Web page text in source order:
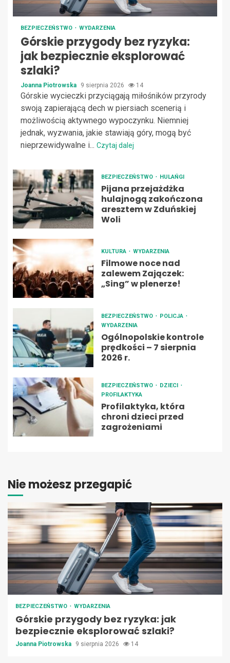
BEZPIECZEŃSTWO WYDARZENIA
Górskie przygody bez ryzyka:
jak bezpiecznie eksplorować
szlaki?
Joanna Piotrowska 9 sierpnia 2026 14
Górskie wycieczki przyciągają miłośników przyrody
swoją zapierającą dech w piersiach scenerią i
możliwością aktywnego wypoczynku. Niemniej
jednak, wyzwania, jakie stawiają góry, mogą być
nieprzewidywalne i... Czytaj dalej
BEZPIECZEŃSTWO HULAŃGI
Pijana przejażdżka
hulajnogą zakończona
aresztem w Zduńskiej
Woli
KULTURA WYDARZENIA
Filmowe noce nad
zalewem Zajączek:
„Sing” w plenerze!
BEZPIECZEŃSTWO
POLICJA
WYDARZENIA
Ogólnopolskie kontrole
prędkości – 7 sierpnia
2026 r.
BEZPIECZEŃSTWO
DZIECI
PROFILAKTYKA
Profilaktyka, która
chroni dzieci przed
zagrożeniami
Nie możesz przegapić
BEZPIECZEŃSTWO WYDARZENIA
Górskie przygody bez ryzyka: jak
bezpiecznie eksplorować szlaki?
Joanna Piotrowska 9 sierpnia 2026 14